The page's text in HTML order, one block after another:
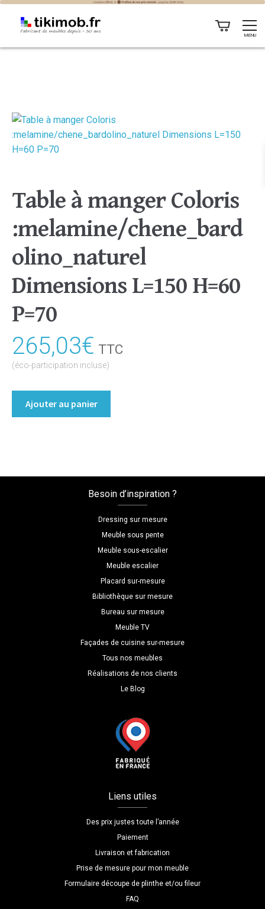
MENU
Table à manger Coloris
:melamine/chene_bard
olino_naturel
Dimensions L=150 H=60
P=70
265,03€ TTC
(éco-participation incluse)
Ajouter au panier
Besoin d’inspiration ?
Dressing sur mesure
Meuble sous pente
Meuble sous-escalier
Meuble escalier
Placard sur-mesure
Bibliothèque sur mesure
Bureau sur mesure
Meuble TV
Façades de cuisine sur-mesure
Tous nos meubles
Réalisations de nos clients
Le Blog
Liens utiles
Des prix justes toute l’année
Paiement
Livraison et fabrication
Prise de mesure pour mon meuble
Formulaire découpe de plinthe et/ou fileur
FAQ